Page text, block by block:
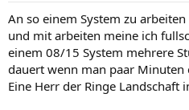
An so einem System zu
und mit arbeiten meine ich
einem 08/15 System mehrere
dauert wenn man paar Minuten
Eine Herr der Ringe Landschaft